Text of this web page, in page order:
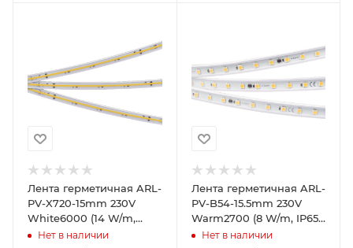
Лента герметичная ARL-
PV-X720-15mm 230V
White6000 (14 W/m,
IP65, 10m) (Arlight, -)
Нет в наличии
Лента герметичная ARL-
PV-B54-15.5mm 230V
Warm2700 (8 W/m, IP65,
5060, 50m) (Arlight, -)
Нет в наличии